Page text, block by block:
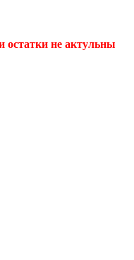
остатки не актульны